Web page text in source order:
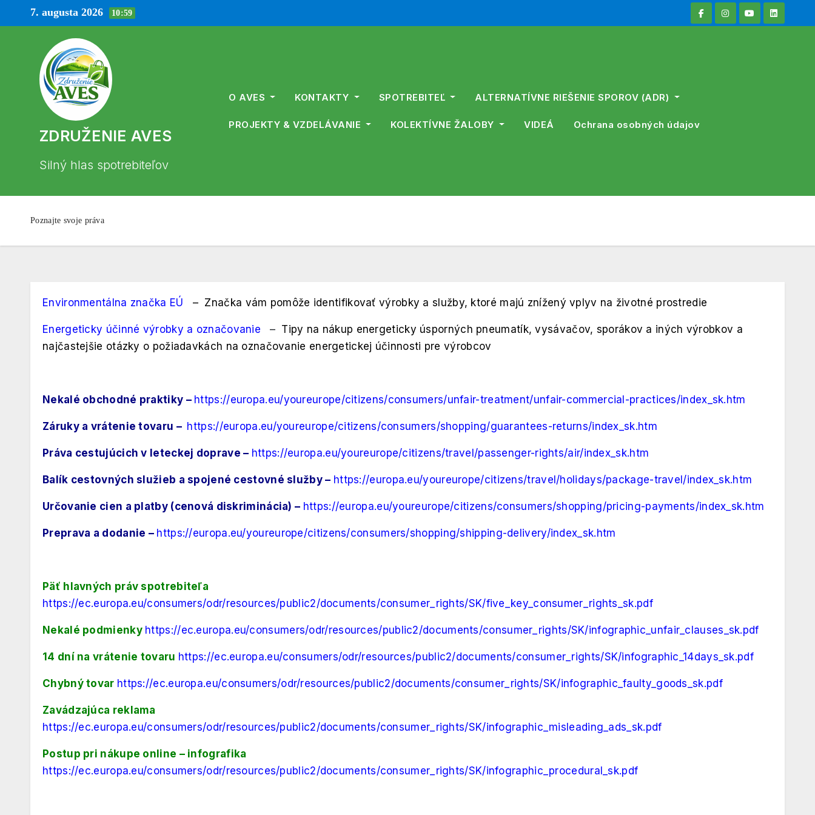
na
7. augusta 2026 10:59
ZDRUŽENIE AVES
Silný hlas spotrebiteľov
O AVES KONTAKTY SPOTREBITEĽ ALTERNATÍVNE RIEŠENIE SPOROV (ADR)
PROJEKTY & VZDELÁVANIE KOLEKTÍVNE ŽALOBY VIDEÁ Ochrana osobných údajov
Poznajte svoje práva
Environmentálna značka EÚ – Značka vám pomôže identifikovať výrobky a služby, ktoré majú znížený vplyv na životné prostredie
Energeticky účinné výrobky a označovanie – Tipy na nákup energeticky úsporných pneumatík, vysávačov, sporákov a iných výrobkov a
najčastejšie otázky o požiadavkách na označovanie energetickej účinnosti pre výrobcov
Nekalé obchodné praktiky – https://europa.eu/youreurope/citizens/consumers/unfair-treatment/unfair-commercial-practices/index_sk.htm
Záruky a vrátenie tovaru – https://europa.eu/youreurope/citizens/consumers/shopping/guarantees-returns/index_sk.htm
Práva cestujúcich v leteckej doprave – https://europa.eu/youreurope/citizens/travel/passenger-rights/air/index_sk.htm
Balík cestovných služieb a spojené cestovné služby – https://europa.eu/youreurope/citizens/travel/holidays/package-travel/index_sk.htm
Určovanie cien a platby (cenová diskriminácia) – https://europa.eu/youreurope/citizens/consumers/shopping/pricing-payments/index_sk.htm
Preprava a dodanie – https://europa.eu/youreurope/citizens/consumers/shopping/shipping-delivery/index_sk.htm
Päť hlavných práv spotrebiteľa
https://ec.europa.eu/consumers/odr/resources/public2/documents/consumer_rights/SK/five_key_consumer_rights_sk.pdf
Nekalé podmienky https://ec.europa.eu/consumers/odr/resources/public2/documents/consumer_rights/SK/infographic_unfair_clauses_sk.pdf
14 dní na vrátenie tovaru https://ec.europa.eu/consumers/odr/resources/public2/documents/consumer_rights/SK/infographic_14days_sk.pdf
Chybný tovar https://ec.europa.eu/consumers/odr/resources/public2/documents/consumer_rights/SK/infographic_faulty_goods_sk.pdf
Zavádzajúca reklama
https://ec.europa.eu/consumers/odr/resources/public2/documents/consumer_rights/SK/infographic_misleading_ads_sk.pdf
Postup pri nákupe online – infografika
https://ec.europa.eu/consumers/odr/resources/public2/documents/consumer_rights/SK/infographic_procedural_sk.pdf